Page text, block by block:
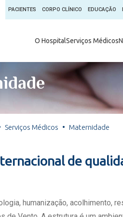
PACIENTES CORPO CLÍNICO EDUCAÇÃO
O HospitalServiços Médicos
Comitê de
Blog
Convênios
Doação de
Escritório
Serviços Médicos Maternidade
de
humanização, acolhimento,